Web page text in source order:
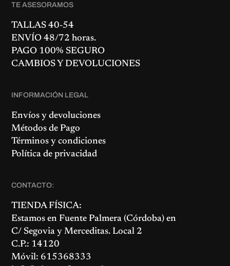
TE ASESORAMOS
TALLAS 40-54
ENVÍO 48/72 horas.
PAGO 100% SEGURO
CAMBIOS Y DEVOLUCIONES
INFORMACIÓN LEGAL
Envíos y devoluciones
Métodos de Pago
Términos y condiciones
Política de privacidad
CONTACTO:
TIENDA FÍSICA:
Estamos enFuente Palmera (Córdoba) en
C/ Segovia y Merceditas. Local 2
C.P.: 14120
Móvil: 615368333